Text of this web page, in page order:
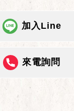
加入Line
來電詢問